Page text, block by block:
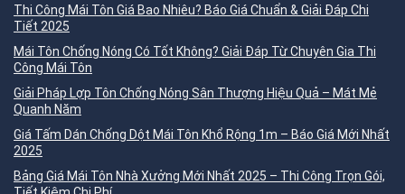
Thi Công Mái Tôn Giá Bao Nhiêu? Báo Giá Chuẩn & Giải Đáp Chi
Tiết 2025
Mái Tôn Chống Nóng Có Tốt Không? Giải Đáp Từ Chuyên Gia Thi
Công Mái Tôn
Giải Pháp Lợp Tôn Chống Nóng Sân Thượng Hiệu Quả – Mát Mẻ
Quanh Năm
Giá Tấm Dán Chống Dột Mái Tôn Khổ Rộng 1m – Báo Giá Mới Nhất
2025
Bảng Giá Mái Tôn Nhà Xưởng Mới Nhất 2025 – Thi Công Trọn Gói,